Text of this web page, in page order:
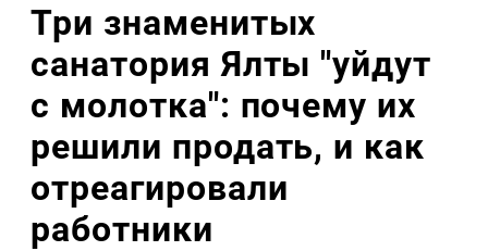
Три знаменитых
санатория Ялты "уйдут
с молотка": почему их
решили продать, и как
отреагировали
работники